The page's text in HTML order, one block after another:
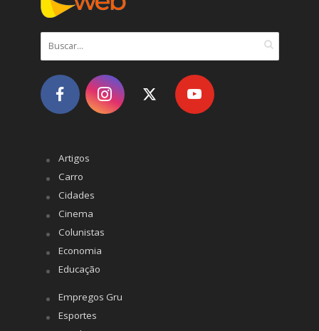
Artigos
Carro
Cidades
Cinema
Colunistas
Economia
Educação
Empregos Gru
Esportes